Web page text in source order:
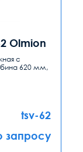
Olmion
с
620 мм,
tsv-62
запросу